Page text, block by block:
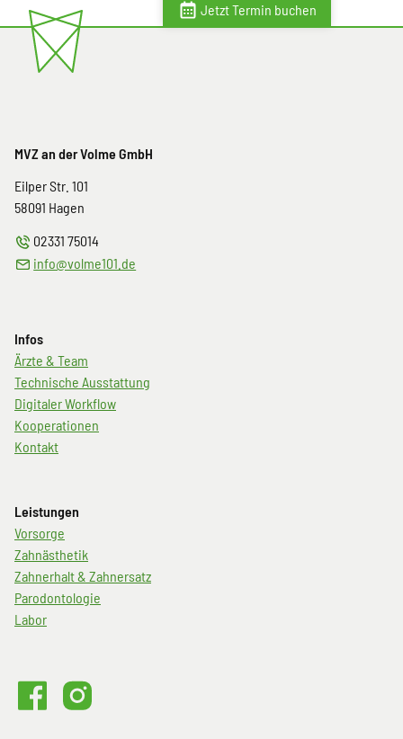
Jetzt Termin buchen
MVZ an der Volme GmbH
Eilper Str. 101
58091 Hagen
02331 75014
info@volme101.de
Infos
Navigation
überspringen
Ärzte & Team
Technische Ausstattung
Digitaler Workflow
Kooperationen
Kontakt
Leistungen
Navigation
überspringen
Vorsorge
Zahnästhetik
Zahnerhalt & Zahnersatz
Parodontologie
Labor
Volme101
bei